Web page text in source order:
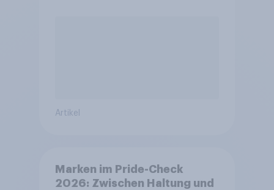
Artikel
Marken im Pride-Check
2026: Zwischen Haltung und